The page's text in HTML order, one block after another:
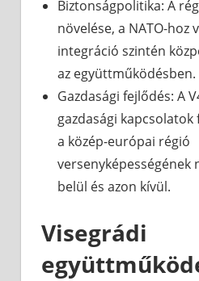
Biztonságpolitika: A
növelése, a NATO-hoz
integráció szintén
az együttműködésben.
Gazdasági fejlődés: A
gazdasági
a közép-európai régió
versenyképességének
belül és azon kívül.
Visegrádi